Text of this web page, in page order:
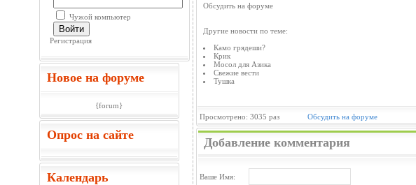
Чужой компьютер
Войти
Регистрация
Новое на форуме
{forum}
Опрос на сайте
Календарь
Обсудить на форуме
Другие новости по теме:
Камо грядеши?
Крик
Мосол для Азика
Свежие вести
Тушка
Просмотрено: 3035 раз Обсудить на форуме
Добавление комментария
Ваше Имя: